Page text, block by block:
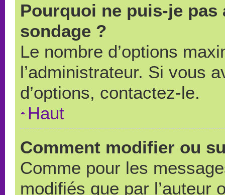
Pourquoi ne puis-je
sondage ?
Le nombre d’options
l’administrateur. Si vous
d’options, contactez-le.
Haut
Comment modifier ou
Comme pour les
modifiés que par l’auteur